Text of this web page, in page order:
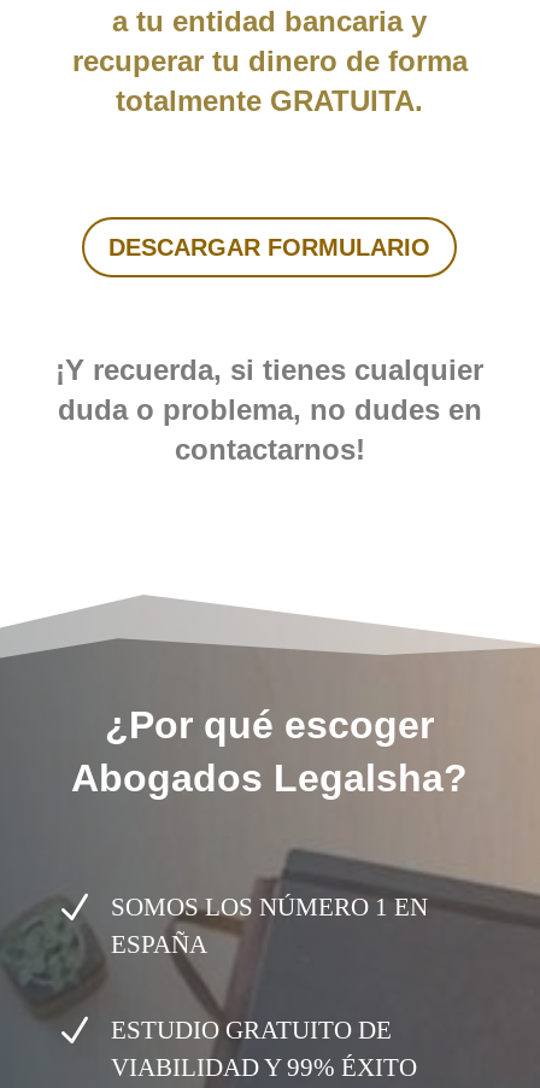
a tu entidad bancaria y
recuperar tu dinero de forma
totalmente GRATUITA.
DESCARGAR FORMULARIO
¡Y recuerda, si tienes cualquier
duda o problema, no dudes en
contactarnos!
¿Por qué escoger
Abogados Legalsha?
N
SOMOS LOS NÚMERO 1 EN
ESPAÑA
N
ESTUDIO GRATUITO DE
VIABILIDAD Y 99% ÉXITO